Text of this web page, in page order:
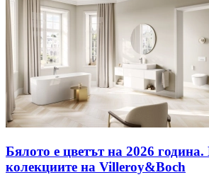
Бялото е цветът на 2026 година.
колекциите на Villeroy&Boch